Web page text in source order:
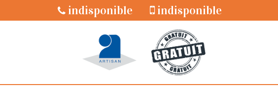
indisponible indisponible